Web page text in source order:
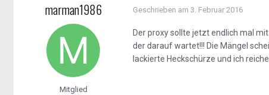
marman1986
Mitglied
Geschrieben am 3. Februar 2016
Der proxy sollte jetzt endlich mal
der darauf wartet!!! Die Mängel
lackierte Heckschürze und ich